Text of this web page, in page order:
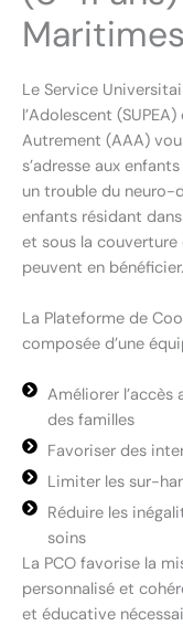
Maritimes
Le Service
l’Adolescent
Autrement (AAA)
s’adresse aux
un trouble du neuro-
enfants résidant
et sous la
peuvent en bénéficier.
La Plateforme de
composée d’une
Améliorer
des familles
Favoriser des
Limiter les sur-
Réduire les
soins
La PCO favorise la
personnalisé et
et éducative